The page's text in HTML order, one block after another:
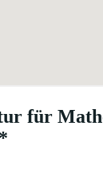
für